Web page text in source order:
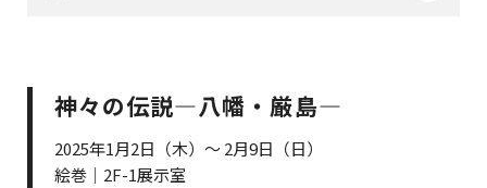
神々の伝説—八幡・厳島—
2025年1月2日（木）～ 2月9日（日）
絵巻｜2F-1展示室